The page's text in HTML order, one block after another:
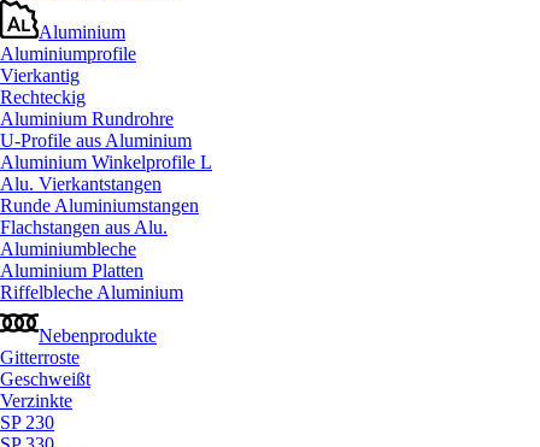
Aluminium
Aluminiumprofile
Vierkantig
Rechteckig
Aluminium Rundrohre
U-Profile aus Aluminium
Aluminium Winkelprofile L
Alu. Vierkantstangen
Runde Aluminiumstangen
Flachstangen aus Alu.
Aluminiumbleche
Aluminium Platten
Riffelbleche Aluminium
Nebenprodukte
Gitterroste
Geschweißt
Verzinkte
SP 230